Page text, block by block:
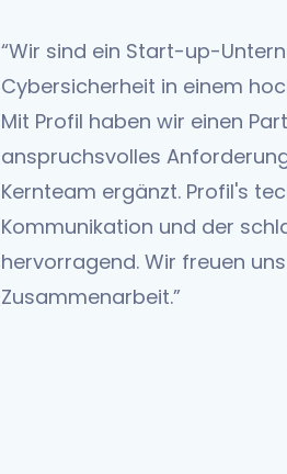
“Wir sind ein Start-up-
Cybersicherheit in einem
Mit Profil haben wir einen
anspruchsvolles
Kernteam ergänzt. Profil's
Kommunikation und der
hervorragend. Wir freuen
Zusammenarbeit.”